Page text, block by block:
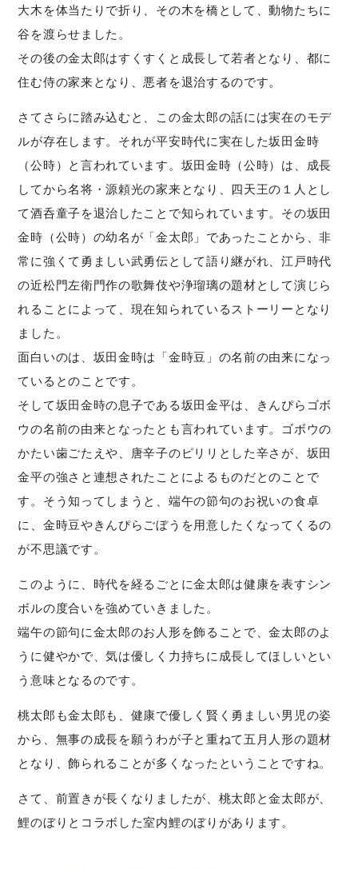
大木を体当たりで折り、その木を橋として、動物たちに
谷を渡らせました。
その後の金太郎はすくすくと成長して若者となり、都に
住む侍の家来となり、悪者を退治するのです。
さてさらに踏み込むと、この金太郎の話には実在のモデ
ルが存在します。それが平安時代に実在した坂田金時
（公時）と言われています。坂田金時（公時）は、成長
してから名将・源頼光の家来となり、四天王の１人とし
て酒呑童子を退治したことで知られています。その坂田
金時（公時）の幼名が「金太郎」であったことから、非
常に強くて勇ましい武勇伝として語り継がれ、江戸時代
の近松門左衛門作の歌舞伎や浄瑠璃の題材として演じら
れることによって、現在知られているストーリーとなり
ました。
面白いのは、坂田金時は「金時豆」の名前の由来になっ
ているとのことです。
そして坂田金時の息子である坂田金平は、きんぴらゴボ
ウの名前の由来となったとも言われています。ゴボウの
かたい歯ごたえや、唐辛子のピリリとした辛さが、坂田
金平の強さと連想されたことによるものだとのことで
す。そう知ってしまうと、端午の節句のお祝いの食卓
に、金時豆やきんぴらごぼうを用意したくなってくるの
が不思議です。
このように、時代を経るごとに金太郎は健康を表すシン
ボルの度合いを強めていきました。
端午の節句に金太郎のお人形を飾ることで、金太郎のよ
うに健やかで、気は優しく力持ちに成長してほしいとい
う意味となるのです。
桃太郎も金太郎も、健康で優しく賢く勇ましい男児の姿
から、無事の成長を願うわが子と重ねて五月人形の題材
となり、飾られることが多くなったということですね。
さて、前置きが長くなりましたが、桃太郎と金太郎が、
鯉のぼりとコラボした室内鯉のぼりがあります。